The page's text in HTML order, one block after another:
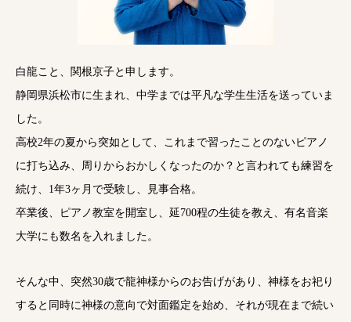
白龍こと、関根京子と申します。
静岡県浜松市に生まれ、中学までは平凡な学生生活を送っていま
した。
高校2年の夏から突如として、これまで習ったことのないピアノ
に打ち込み、周りからおかしくなったのか？と言われても練習を
続け、1年3ヶ月で受験し、見事合格。
卒業後、ピアノ教室を開室し、延700程の生徒を教え、有名音楽
大学にも数名を入れました。
そんな中、突然30歳で龍神様からのお告げがあり、神様をお祀り
すると同時に神様の意向で対面鑑定を始め、それが現在まで続い